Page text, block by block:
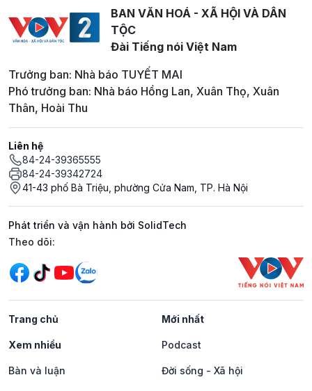
BAN VĂN HOÁ - XÃ HỘI VÀ DÂN
TỘC
Đài Tiếng nói Việt Nam
Trưởng ban: Nhà báo TUYẾT MAI
Phó trưởng ban: Nhà báo Hồng Lan, Xuân Thọ, Xuân
Thân, Hoài Thu
Liên hệ
84-24-39365555
84-24-39342724
41-43 phố Bà Triệu, phường Cửa Nam, TP. Hà Nội
Phát triển và vận hành bởi SolidTech
Mạng xã hội
Theo dõi:
Trang chủ Mới nhất
Xem nhiều Podcast
Bàn và luận Đời sống - Xã hội